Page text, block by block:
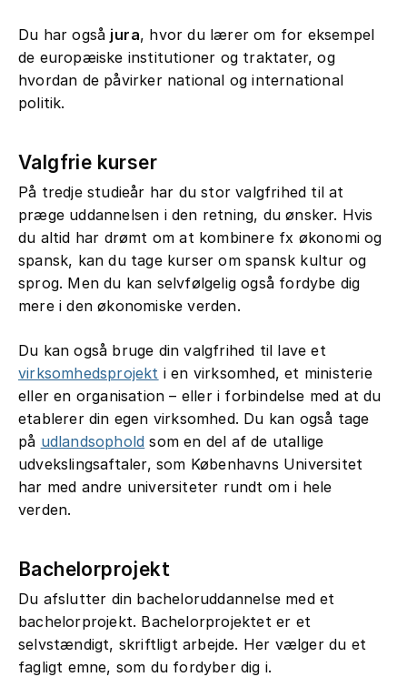
Du har også jura, hvor du lærer om for eksempel
de europæiske institutioner og traktater, og
hvordan de påvirker national og international
politik.
Valgfrie kurser
På tredje studieår har du stor valgfrihed til at
præge uddannelsen i den retning, du ønsker. Hvis
du altid har drømt om at kombinere fx økonomi og
spansk, kan du tage kurser om spansk kultur og
sprog. Men du kan selvfølgelig også fordybe dig
mere i den økonomiske verden.
Du kan også bruge din valgfrihed til lave et
virksomhedsprojekt i en virksomhed, et ministerie
eller en organisation – eller i forbindelse med at du
etablerer din egen virksomhed. Du kan også tage
på udlandsophold som en del af de utallige
udvekslingsaftaler, som Københavns Universitet
har med andre universiteter rundt om i hele
verden.
Bachelorprojekt
Du afslutter din bacheloruddannelse med et
bachelorprojekt. Bachelorprojektet er et
selvstændigt, skriftligt arbejde. Her vælger du et
fagligt emne, som du fordyber dig i.